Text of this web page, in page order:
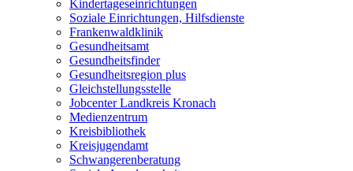
Kindertageseinrichtungen
Soziale Einrichtungen, Hilfsdienste
Frankenwaldklinik
Gesundheitsamt
Gesundheitsfinder
Gesundheitsregion plus
Gleichstellungsstelle
Jobcenter Landkreis Kronach
Medienzentrum
Kreisbibliothek
Kreisjugendamt
Schwangerenberatung